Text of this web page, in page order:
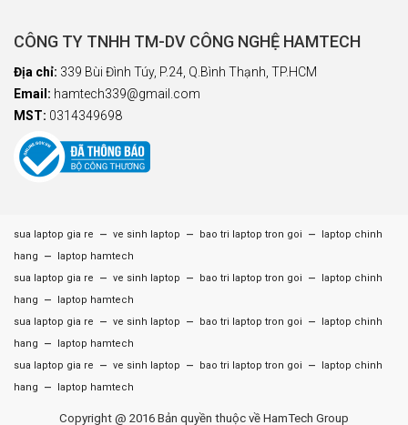
CÔNG TY TNHH TM-DV CÔNG NGHỆ HAMTECH
Địa chỉ: 339 Bùi Đình Túy, P.24, Q.Bình Thạnh, TP.HCM
Email: hamtech339@gmail.com
MST: 0314349698
sua laptop gia re – ve sinh laptop – bao tri laptop tron goi –
laptop chinh
hang
–
laptop hamtech
sua laptop gia re
– ve sinh laptop – bao tri laptop tron goi –
laptop chinh
hang
–
laptop hamtech
sua laptop gia re
– ve sinh laptop – bao tri laptop tron goi –
laptop chinh
hang
–
laptop hamtech
sua laptop gia re
– ve sinh laptop – bao tri laptop tron goi –
laptop chinh
hang
– laptop hamtech
Copyright @ 2016 Bản quyền thuộc về HamTech Group